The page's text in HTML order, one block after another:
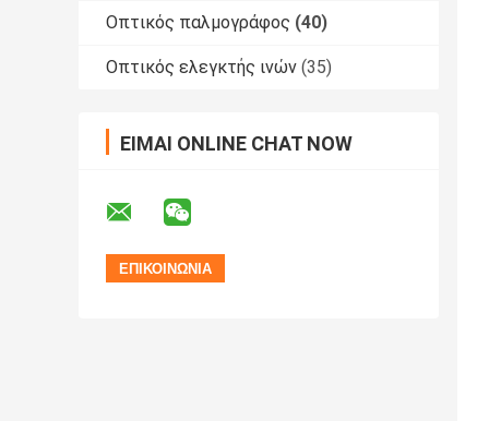
Οπτικός παλμογράφος (40)
Οπτικός ελεγκτής ινών (35)
ΕΊΜΑΙ ONLINE CHAT NOW